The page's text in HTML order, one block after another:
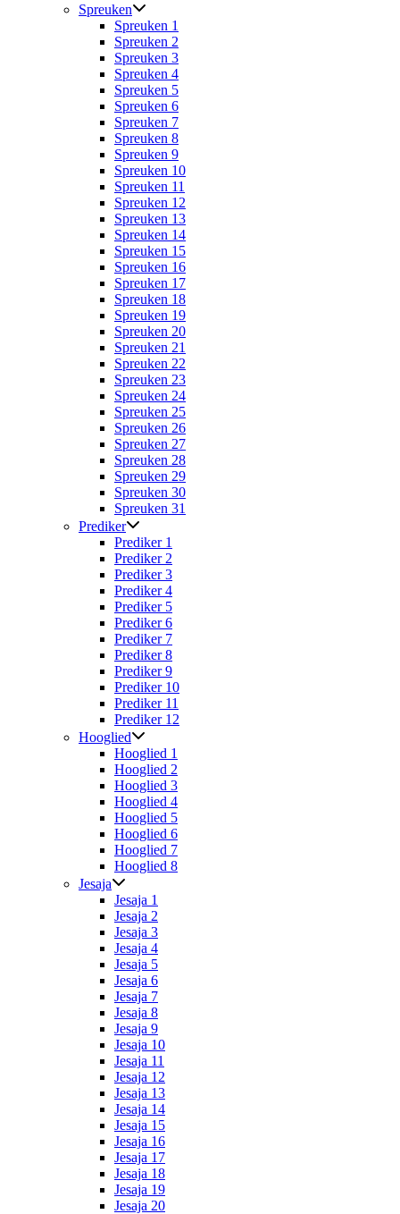
Spreuken
Spreuken 1
Spreuken 2
Spreuken 3
Spreuken 4
Spreuken 5
Spreuken 6
Spreuken 7
Spreuken 8
Spreuken 9
Spreuken 10
Spreuken 11
Spreuken 12
Spreuken 13
Spreuken 14
Spreuken 15
Spreuken 16
Spreuken 17
Spreuken 18
Spreuken 19
Spreuken 20
Spreuken 21
Spreuken 22
Spreuken 23
Spreuken 24
Spreuken 25
Spreuken 26
Spreuken 27
Spreuken 28
Spreuken 29
Spreuken 30
Spreuken 31
Prediker
Prediker 1
Prediker 2
Prediker 3
Prediker 4
Prediker 5
Prediker 6
Prediker 7
Prediker 8
Prediker 9
Prediker 10
Prediker 11
Prediker 12
Hooglied
Hooglied 1
Hooglied 2
Hooglied 3
Hooglied 4
Hooglied 5
Hooglied 6
Hooglied 7
Hooglied 8
Jesaja
Jesaja 1
Jesaja 2
Jesaja 3
Jesaja 4
Jesaja 5
Jesaja 6
Jesaja 7
Jesaja 8
Jesaja 9
Jesaja 10
Jesaja 11
Jesaja 12
Jesaja 13
Jesaja 14
Jesaja 15
Jesaja 16
Jesaja 17
Jesaja 18
Jesaja 19
Jesaja 20